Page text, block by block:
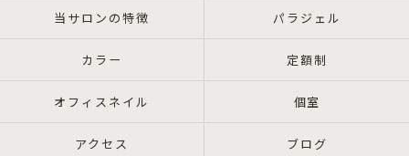
当サロンの特徴 パラジェル
カラー 定額制
オフィスネイル 個室
アクセス ブログ